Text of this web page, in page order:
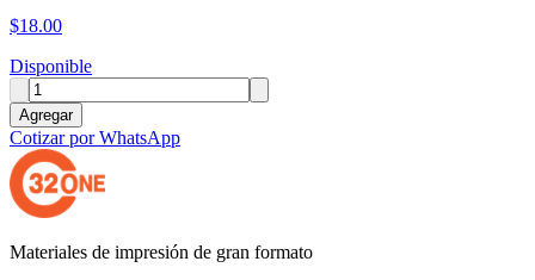
$18.00
Disponible
Agregar
Cotizar por WhatsApp
Materiales de impresión de gran formato